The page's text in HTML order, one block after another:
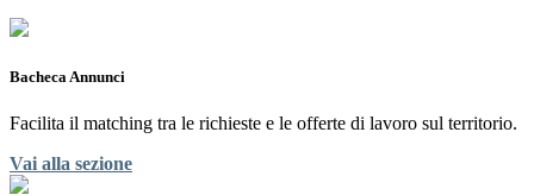
Bacheca Annunci
Facilita il matching tra le richieste e le offerte di lavoro sul territorio.
Vai alla sezione